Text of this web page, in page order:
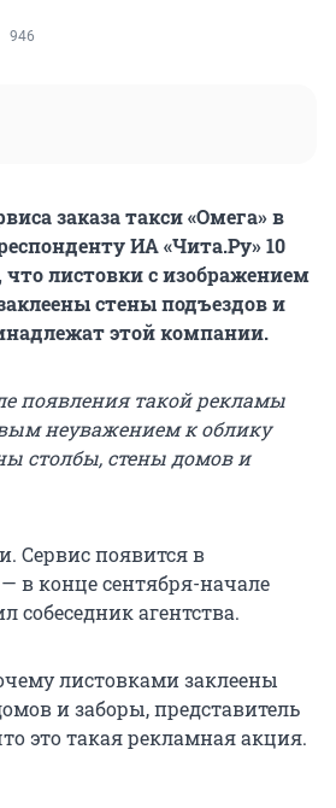
946
заказа такси «Омега» в
ИА «Чита.Ру» 10
что листовки с изображением
стены подъездов и
этой компании.
появления такой рекламы
неуважением к облику
столбы, стены домов и
Сервис появится в
в конце сентября-начале
собеседник агентства.
листовками заклеены
и заборы, представитель
это такая рекламная акция.